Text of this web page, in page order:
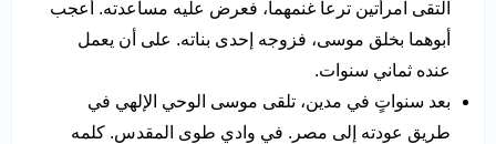
التقى امرأتين ترعا غنمهما، فعرض عليه مساعدته. أُعجب
أبوهما بخلق موسى، فزوجه إحدى بناته. على أن يعمل
عنده ثماني سنوات.
بعد سنواتٍ في مدين، تلقى موسى الوحي الإلهي في
طريق عودته إلى مصر. في وادي طوى المقدس. كلمه